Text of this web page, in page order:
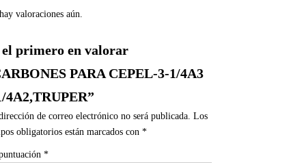
valoraciones aún.
el primero en valorar
PARA CEPEL-3-1/4A3
4A2,TRUPER”
de correo electrónico no será publicada. Los
obligatorios están marcados con *
*